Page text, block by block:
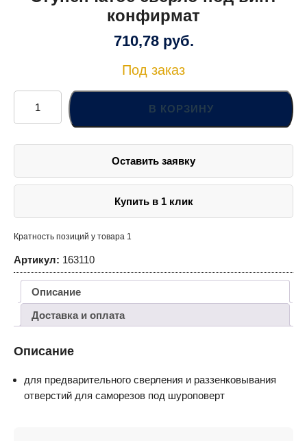
конфирмат
710,78 руб.
Под заказ
Количество
товара
Ступенчатое
сверло
винт
В КОРЗИНУ
Оставить заявку
Купить в 1 клик
Кратность позиций у товара 1
Артикул: 163110
Описание
Доставка и оплата
Описание
для предварительного сверления и раззенковывания
отверстий для саморезов под шуроповерт